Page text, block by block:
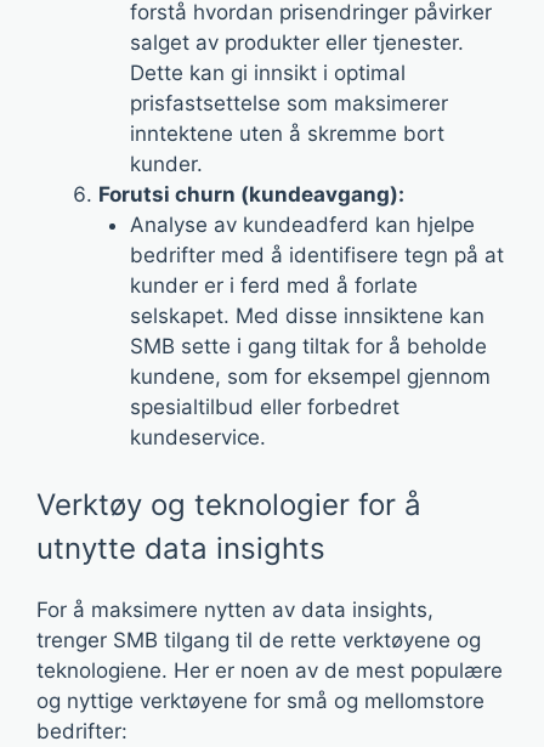
forstå hvordan prisendringer påvirker
salget av produkter eller tjenester.
Dette kan gi innsikt i optimal
prisfastsettelse som maksimerer
inntektene uten å skremme bort
kunder.
Forutsi churn (kundeavgang):
Analyse av kundeadferd kan hjelpe
bedrifter med å identifisere tegn på at
kunder er i ferd med å forlate
selskapet. Med disse innsiktene kan
SMB sette i gang tiltak for å beholde
kundene, som for eksempel gjennom
spesialtilbud eller forbedret
kundeservice.
Verktøy og teknologier for å
utnytte data insights
For å maksimere nytten av data insights,
trenger SMB tilgang til de rette verktøyene og
teknologiene. Her er noen av de mest populære
og nyttige verktøyene for små og mellomstore
bedrifter: